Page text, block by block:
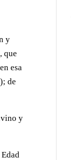
y
que
esa
de
y